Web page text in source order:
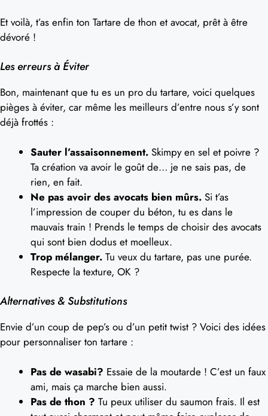
Et voilà, t’as enfin ton Tartare de thon et avocat, prêt à être
dévoré !
Les erreurs à Éviter
Bon, maintenant que tu es un pro du tartare, voici quelques
pièges à éviter, car même les meilleurs d’entre nous s’y sont
déjà frottés :
Sauter l’assaisonnement. Skimpy en sel et poivre ?
Ta création va avoir le goût de… je ne sais pas, de
rien, en fait.
Ne pas avoir des avocats bien mûrs. Si t’as
l’impression de couper du béton, tu es dans le
mauvais train ! Prends le temps de choisir des avocats
qui sont bien dodus et moelleux.
Trop mélanger. Tu veux du tartare, pas une purée.
Respecte la texture, OK ?
Alternatives & Substitutions
Envie d’un coup de pep’s ou d’un petit twist ? Voici des idées
pour personnaliser ton tartare :
Pas de wasabi? Essaie de la moutarde ! C’est un faux
ami, mais ça marche bien aussi.
Pas de thon ? Tu peux utiliser du saumon frais. Il est